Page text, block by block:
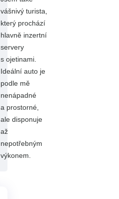
vášnivý turista,
který prochází
hlavně inzertní
servery
s ojetinami.
Ideální auto je
podle mě
nenápadné
a prostorné,
ale disponuje
až
nepotřebným
výkonem.